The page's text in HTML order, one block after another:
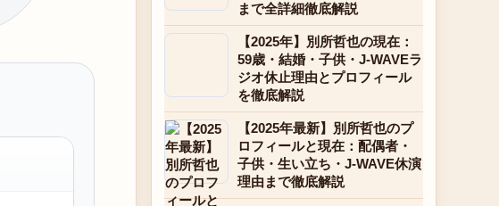
まで全詳細徹底解説
【2025年】別所哲也の現在：
59歳・結婚・子供・J-WAVEラ
ジオ休止理由とプロフィール
を徹底解説
【2025年最新】別所哲也のプ
ロフィールと現在：配偶者・
子供・生い立ち・J-WAVE休演
理由まで徹底解説